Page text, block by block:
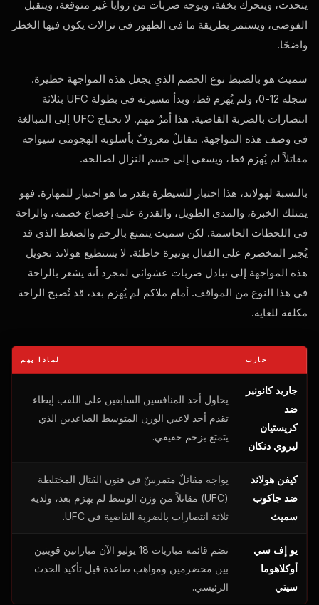
يتحدث، ويتحرك بخفة، ويوجه ضربات من زوايا غير متوقعة، ويتقبل
الفوضى، ويستمر بطريقة ما في الظهور في نزالات يكون فيها الخطر
واضحًا.
سميث هو بالضبط نوع الخصم الذي يجعل هذه المواجهة خطيرة.
سجله 12-0، ولم يُهزم قط، وبدأ مسيرته في بطولة UFC بثلاثة
انتصارات بالضربة القاضية. هذا أمرٌ مهم. لا تحتاج UFC إلى المبالغة
في وصف هذه المواجهة. مقاتلٌ معروفٌ بأسلوبه الهجومي سيواجه
مقاتلاً لم يُهزم قط، ويسعى إلى حسم النزال لصالحه.
بالنسبة لهولاند، هذا اختبار للسيطرة بقدر ما هو اختبار للمهارة. فهو
يمتلك الخبرة، والمدى الطويل، والقدرة على إخضاع خصمه، والراحة
في اللحظات الحاسمة. لكن سميث يتمتع بالزخم والضغط الذي قد
يُجبر المخضرم على القتال بوتيرة خاطئة. لا يستطيع هولاند تحويل
هذه المواجهة إلى تبادل ضربات عشوائي لمجرد أنه يشعر بالراحة
في هذا النوع من المواقف. أمام ملاكم لم يُهزم بعد، قد تُصبح الراحة
مكلفة للغاية.
حارب لماذا يهم
جاريد كانونير
ضد
كريستيان
ليروي دنكان
يحاول أحد المنافسين السابقين على اللقب إبطاء
تقدم أحد لاعبي الوزن المتوسط ​​الصاعدين الذي
يتمتع بزخم حقيقي.
كيفن هولاند
ضد جاكوب
سميث
يواجه مقاتلٌ متمرسٌ في فنون القتال المختلطة
(UFC) مقاتلاً من وزن الوسط لم يهزم بعد، ولديه
ثلاثة انتصارات بالضربة القاضية في UFC.
يو إف سي
أوكلاهوما
سيتي
تضم قائمة مباريات 18 يوليو الآن مباراتين قويتين
بين مخضرمين ومواهب صاعدة قبل تأكيد الحدث
الرئيسي.